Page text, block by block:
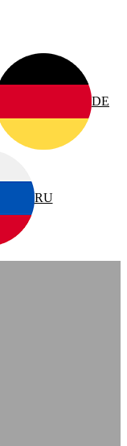
DE
RU